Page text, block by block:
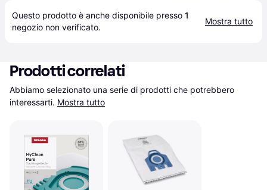
Questo prodotto è anche disponibile presso 1
negozio non verificato.
Mostra tutto
Prodotti correlati
Abbiamo selezionato una serie di prodotti che potrebbero
interessarti. Mostra tutto